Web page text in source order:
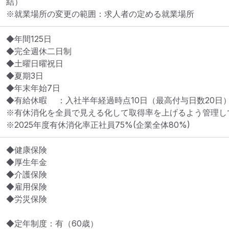
※就業場所の変更の範囲：求人者の定める就業場所
◆年間125日
◆完全週休二日制
◆土曜日曜祝日
◆夏期3日
◆年末年始7日
◆有給休暇	：入社半年経過時点10日（最高付与日数20日）
※有休消化を全員で見える化して取得率を上げるよう管理し
※2025年度有休消化率正社員75%(企業全体80%)
◆健康保険
◆厚生年金
◆介護保険
◆雇用保険
◆労災保険
◆定年制度：有（60歳）